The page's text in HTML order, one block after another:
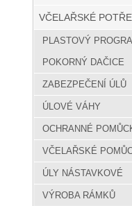
VČELAŘSKÉ
PLASTOVÝ
POKORNÝ DAČICE
ZABEZPEČENÍ ÚLŮ
ÚLOVÉ VÁHY
OCHRANNÉ
VČELAŘSKÉ
ÚLY NÁSTAVKOVÉ
VÝROBA RÁMKŮ